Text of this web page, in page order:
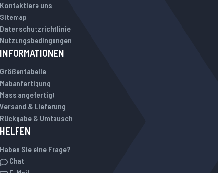
Kontaktiere uns
Sitemap
Datenschutzrichtlinie
Nutzungsbedingungen
INFORMATIONEN
Größentabelle
Mabanfertigung
Mass angefertigt
Versand & Lieferung
Rückgabe & Umtausch
HELFEN
Haben Sie eine Frage?
Chat